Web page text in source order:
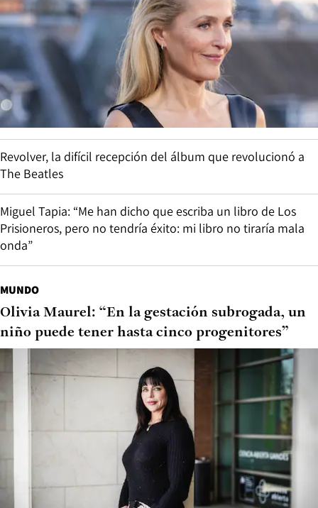
Revolver, la difícil recepción del álbum que revolucionó a
The Beatles
Miguel Tapia: “Me han dicho que escriba un libro de Los
Prisioneros, pero no tendría éxito: mi libro no tiraría mala
onda”
MUNDO
Olivia Maurel: “En la gestación subrogada, un
niño puede tener hasta cinco progenitores”